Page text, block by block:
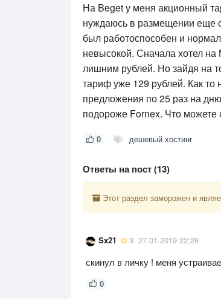
На Beget у меня акционный
нуждаюсь в размещении еще
был работоспособен и
невысокой. Сначала хотел на
лишним рублей. Но зайдя на
тариф уже 129 рублей. Как то
предложения по 25 раз на
подороже Fornex. Что можете
0 дешевый хостинг
Ответы на пост (13)
Этот раздел заморожен и
Sx21 3 27.01.2019 22:26
скинул в личку ! меня
0